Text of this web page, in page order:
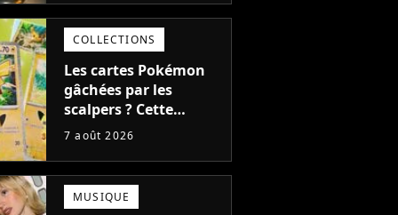
encore pire à cause de
son acteur
COLLECTIONS
Les cartes Pokémon
gâchées par les
scalpers ? Cette
technique géniale
ruiner les revendeurs
7 août 2026
MUSIQUE